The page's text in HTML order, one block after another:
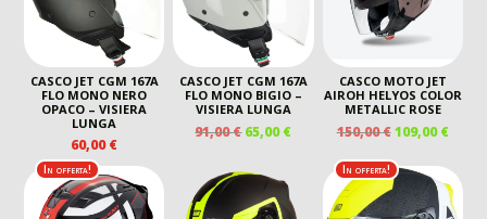
CASCO JET CGM 167A
FLO MONO NERO
OPACO – VISIERA
LUNGA
60,00€
CASCO JET CGM 167A
FLO MONO BIGIO –
VISIERA LUNGA
91,00€ IL
ORIGINALE
ERA:
91,00 €.
65,00€IL
ATTUALE
65,00 €.
CASCO MOTO JET
AIROH HELYOS COLOR
METALLIC ROSE
150,00€ IL
ORIGINALE
ERA:
150,00 €.
109,00€IL
È:
In offerta! In offerta!